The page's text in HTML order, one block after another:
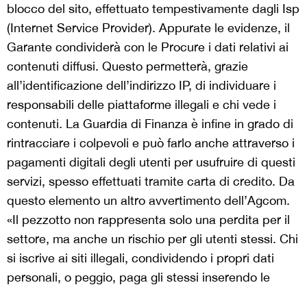
blocco del sito, effettuato tempestivamente dagli Isp
(Internet Service Provider). Appurate le evidenze, il
Garante condividerà con le Procure i dati relativi ai
contenuti diffusi. Questo permetterà, grazie
all’identificazione dell’indirizzo IP, di individuare i
responsabili delle piattaforme illegali e chi vede i
contenuti. La Guardia di Finanza è infine in grado di
rintracciare i colpevoli e può farlo anche attraverso i
pagamenti digitali degli utenti per usufruire di questi
servizi, spesso effettuati tramite carta di credito. Da
questo elemento un altro avvertimento dell’Agcom.
«Il pezzotto non rappresenta solo una perdita per il
settore, ma anche un rischio per gli utenti stessi. Chi
si iscrive ai siti illegali, condividendo i propri dati
personali, o peggio, paga gli stessi inserendo le